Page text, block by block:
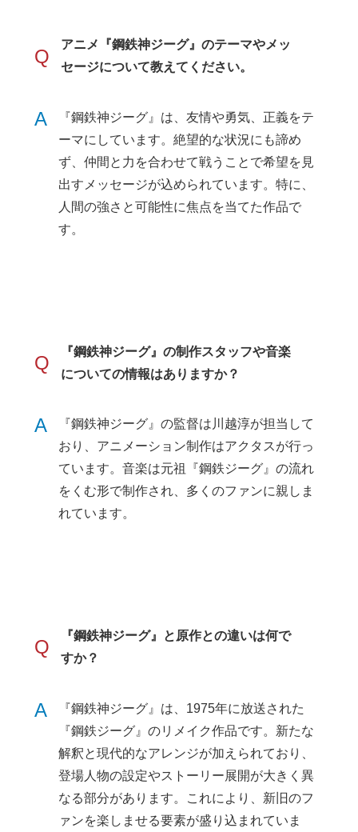
Q
アニメ『鋼鉄神ジーグ』のテーマやメッ
セージについて教えてください。
A
『鋼鉄神ジーグ』は、友情や勇気、正義をテ
ーマにしています。絶望的な状況にも諦め
ず、仲間と力を合わせて戦うことで希望を見
出すメッセージが込められています。特に、
人間の強さと可能性に焦点を当てた作品で
す。
Q
『鋼鉄神ジーグ』の制作スタッフや音楽
についての情報はありますか？
A
『鋼鉄神ジーグ』の監督は川越淳が担当して
おり、アニメーション制作はアクタスが行っ
ています。音楽は元祖『鋼鉄ジーグ』の流れ
をくむ形で制作され、多くのファンに親しま
れています。
Q
『鋼鉄神ジーグ』と原作との違いは何で
すか？
A
『鋼鉄神ジーグ』は、1975年に放送された
『鋼鉄ジーグ』のリメイク作品です。新たな
解釈と現代的なアレンジが加えられており、
登場人物の設定やストーリー展開が大きく異
なる部分があります。これにより、新旧のフ
ァンを楽しませる要素が盛り込まれていま